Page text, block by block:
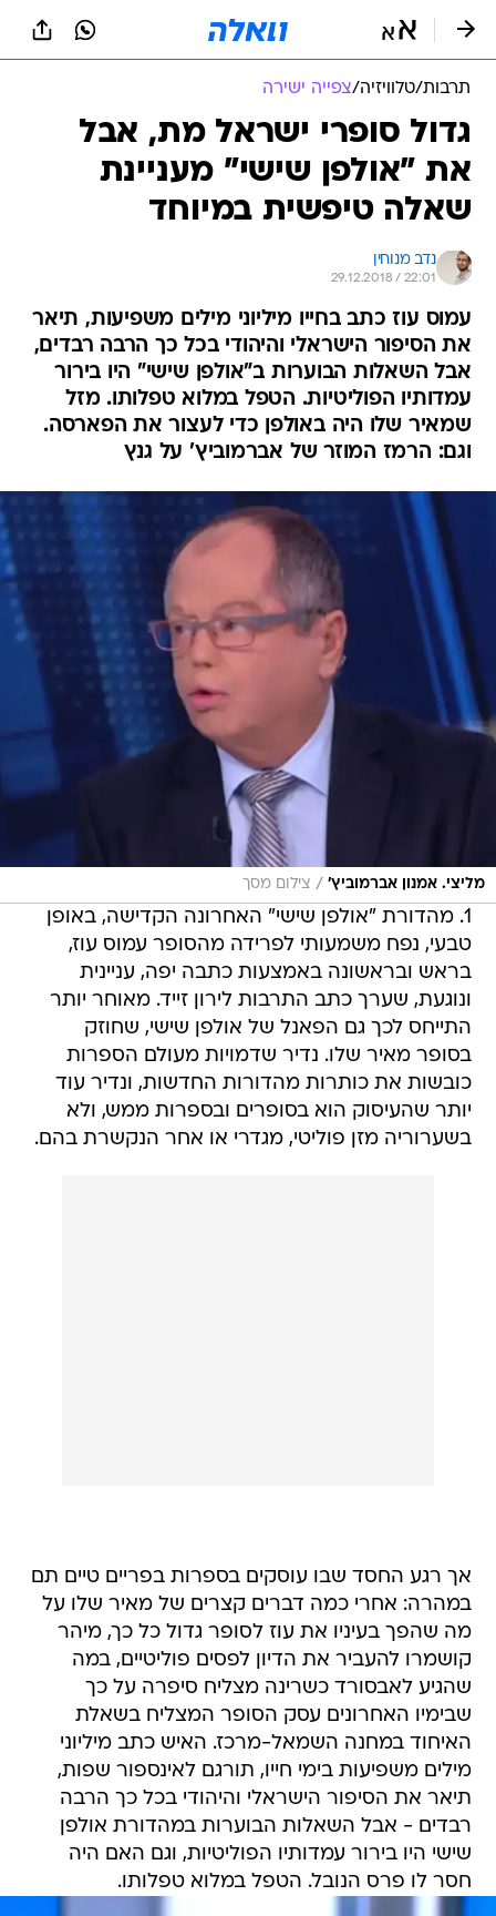
תרבות/טלוויזיה/צפייה ישירה
גדול סופרי ישראל מת, אבל
את "אולפן שישי" מעניינת
שאלה טיפשית במיוחד
נדב מנוחין
29.12.2018 / 22:01
עמוס עוז כתב בחייו מיליוני מילים משפיעות, תיאר
את הסיפור הישראלי והיהודי בכל כך הרבה רבדים,
אבל השאלות הבוערות ב"אולפן שישי" היו בירור
עמדותיו הפוליטיות. הטפל במלוא טפלותו. מזל
שמאיר שלו היה באולפן כדי לעצור את הפארסה.
וגם: הרמז המוזר של אברמוביץ' על גנץ
מליצי. אמנון אברמוביץ' / צילום מסך
1. מהדורת "אולפן שישי" האחרונה הקדישה, באופן
טבעי, נפח משמעותי לפרידה מהסופר עמוס עוז,
בראש ובראשונה באמצעות כתבה יפה, עניינית
ונוגעת, שערך כתב התרבות לירון זייד. מאוחר יותר
התייחס לכך גם הפאנל של אולפן שישי, שחוזק
בסופר מאיר שלו. נדיר שדמויות מעולם הספרות
כובשות את כותרות מהדורות החדשות, ונדיר עוד
יותר שהעיסוק הוא בסופרים ובספרות ממש, ולא
בשערוריה מזן פוליטי, מגדרי או אחר הנקשרת בהם.
אך רגע החסד שבו עוסקים בספרות בפריים טיים תם
במהרה: אחרי כמה דברים קצרים של מאיר שלו על
מה שהפך בעיניו את עוז לסופר גדול כל כך, מיהר
קושמרו להעביר את הדיון לפסים פוליטיים, במה
שהגיע לאבסורד כשרינה מצליח סיפרה על כך
שבימיו האחרונים עסק הסופר המצליח בשאלת
האיחוד במחנה השמאל-מרכז. האיש כתב מיליוני
מילים משפיעות בימי חייו, תורגם לאינספור שפות,
תיאר את הסיפור הישראלי והיהודי בכל כך הרבה
רבדים - אבל השאלות הבוערות במהדורת אולפן
שישי היו בירור עמדותיו הפוליטיות, וגם האם היה
חסר לו פרס הנובל. הטפל במלוא טפלותו.